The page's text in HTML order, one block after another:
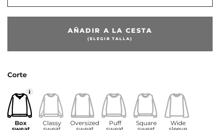
AÑADIR A LA CESTA
(ELEGIR TALLA)
Corte
Box
Classy
Oversized
Puff
Square
Wide